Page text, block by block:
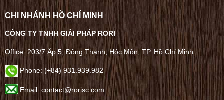
CHI NHÁNH HỒ CHÍ MINH
CÔNG TY TNHH GIẢI PHÁP RORI
Office: 203/7 Ấp 5, Đông Thạnh, Hóc Môn, TP. Hồ Chí Minh
Phone: (+84) 931.939.982
Email: contact@rorisc.com